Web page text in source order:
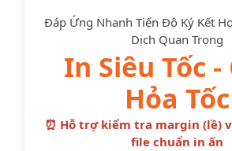
Đáp Ứng Nhanh Tiến Độ Ký Kết
Dịch Quan Trọng
In Siêu Tốc -
Hỏa Tốc
⏰ Hỗ trợ kiểm tra margin (lề)
file chuẩn in ấn